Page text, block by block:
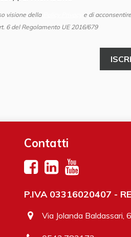
visione della
e di
6 del Regolamento UE 2016/679
Contatti
P.IVA 03316020407 -
Via Jolanda Baldassari,